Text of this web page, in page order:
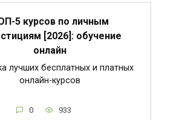
5 курсов по личным
[2026]: обучение
онлайн
лучших бесплатных и платных
онлайн-курсов
0 933